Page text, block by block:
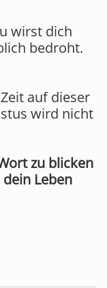
wirst dich
bedroht.
auf dieser
wird nicht
zu blicken
Leben